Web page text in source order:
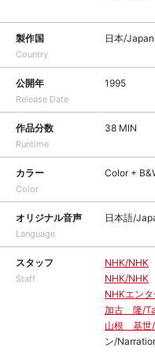
製作国
Country
日本/Japan
公開年
Release Date
1995
作品分数
Runtime
38 MIN
カラー
Color
Color +
オリジナル音声
Language
日本語/
スタッフ
Staff
NHK/NHK
NHK/NHK
NHKエン
加古 隆/
山根 基世/
ン/